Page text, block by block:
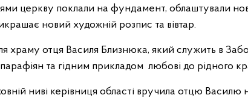
церкву поклали на фундамент, облаштували
новий художній розпис та вівтар.
храму отця Василя Близнюка, який служить в
та гідним прикладом любові до рідного
ниві керівниця області вручила отцю